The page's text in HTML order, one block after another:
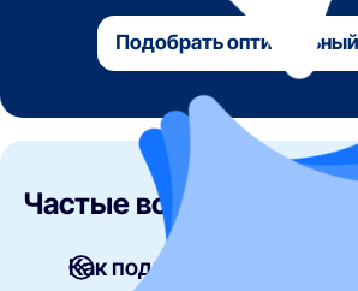
Подобрать
Частые вопросы
Как подключить интернет